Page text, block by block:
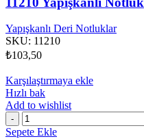
Yapışkanlı Deri Notluklar
SKU: 11210
₺103,50
Karşılaştırmaya ekle
Hızlı bak
Add to wishlist
11215
Yapışkanlı
Sepete Ekle